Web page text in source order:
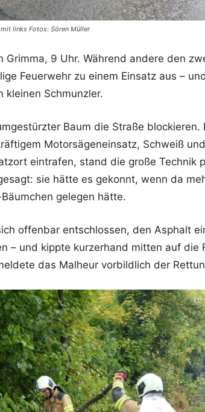
links Fotos: Sören Müller
Grimma, 9 Uhr. Während andere den
Feuerwehr zu einem Einsatz aus –
kleinen Schmunzler.
Baum die Straße blockieren.
Motorsägeneinsatz, Schweiß
eintrafen, stand die große Technik
sie hätte es gekonnt, wenn da
gelegen hätte.
offenbar entschlossen, den Asphalt
– und kippte kurzerhand mitten auf die
das Malheur vorbildlich der